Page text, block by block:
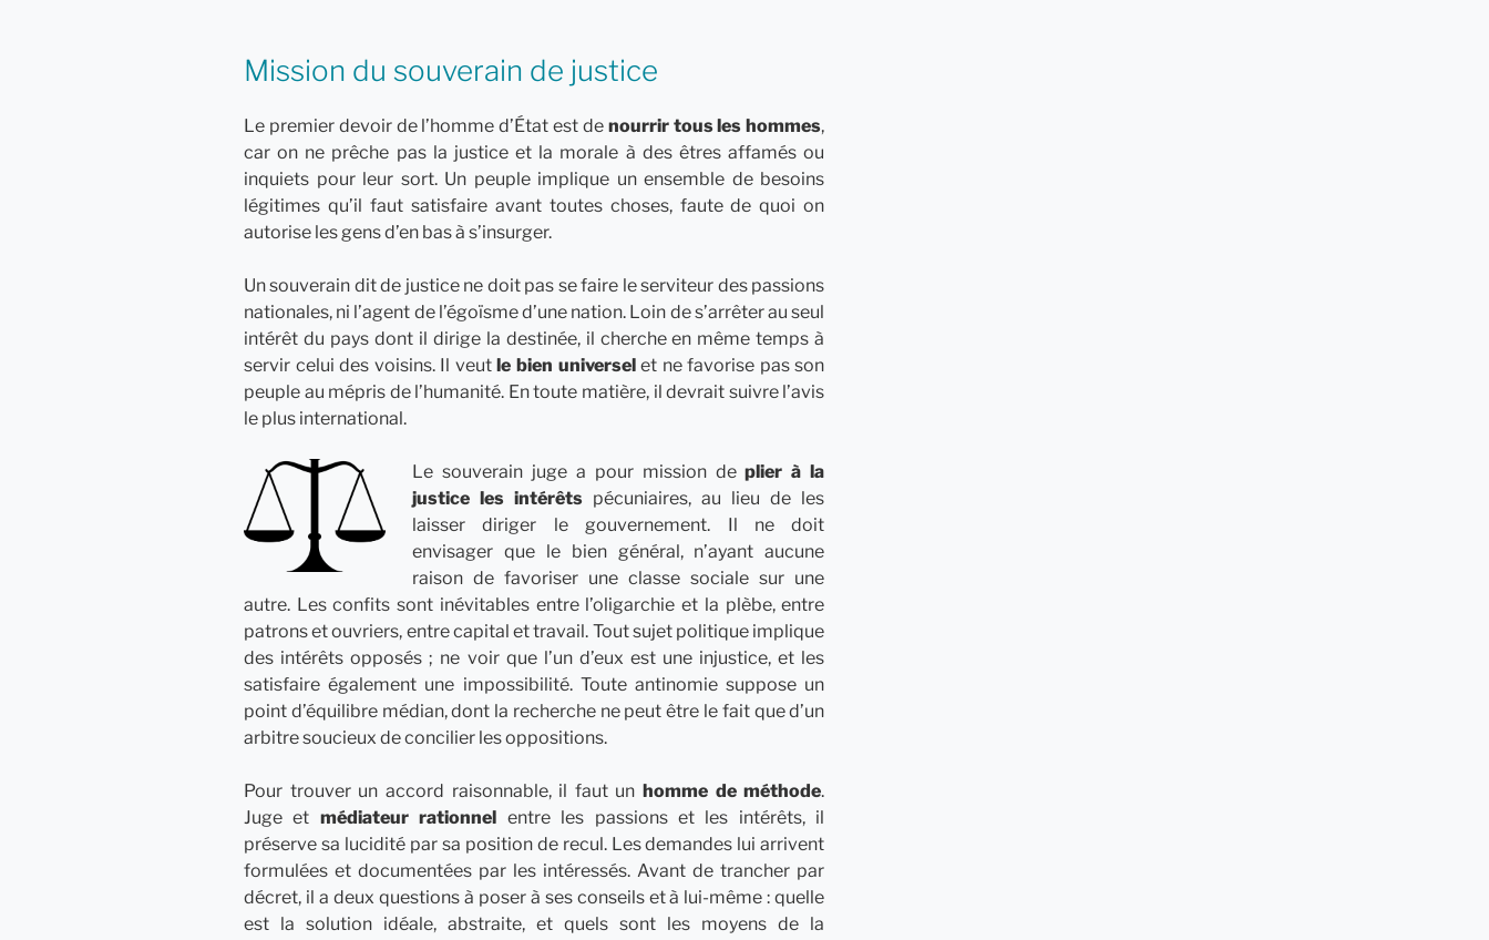
Mission du souverain de justice
Le premier devoir de l’homme d’État est de nourrir tous les hommes,
car on ne prêche pas la justice et la morale à des êtres affamés ou
inquiets pour leur sort. Un peuple implique un ensemble de besoins
légitimes qu’il faut satisfaire avant toutes choses, faute de quoi on
autorise les gens d’en bas à s’insurger.
Un souverain dit de justice ne doit pas se faire le serviteur des passions
nationales, ni l’agent de l’égoïsme d’une nation. Loin de s’arrêter au seul
intérêt du pays dont il dirige la destinée, il cherche en même temps à
servir celui des voisins. Il veutle bien universelet ne favorise pas son
peuple au mépris de l’humanité. En toute matière, il devrait suivre l’avis
le plus international.
Le souverain juge a pour mission deplier à la
justice les intérêts pécuniaires, au lieu de les
laisser diriger le gouvernement. Il ne doit
envisager que le bien général, n’ayant aucune
raison de favoriser une classe sociale sur une
autre. Les confits sont inévitables entre l’oligarchie et la plèbe, entre
patrons et ouvriers, entre capital et travail. Tout sujet politique implique
des intérêts opposés ; ne voir que l’un d’eux est une injustice, et les
satisfaire également une impossibilité. Toute antinomie suppose un
point d’équilibre médian, dont la recherche ne peut être le fait que d’un
arbitre soucieux de concilier les oppositions.
Pour trouver un accord raisonnable, il faut unhomme de méthode.
Juge et médiateur rationnel entre les passions et les intérêts, il
préserve sa lucidité par sa position de recul. Les demandes lui arrivent
formulées et documentées par les intéressés. Avant de trancher par
décret, il a deux questions à poser à ses conseils et à lui-même : quelle
est la solution idéale, abstraite, et quels sont les moyens de la